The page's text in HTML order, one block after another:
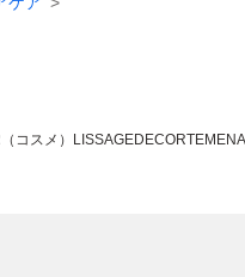
コスメ） LISSAGEDECORTE